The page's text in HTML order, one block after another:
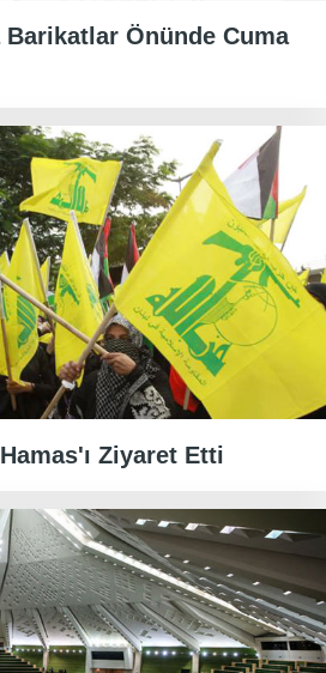
Önünde Cuma
Ziyaret Etti